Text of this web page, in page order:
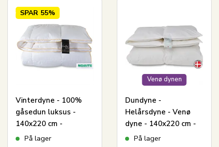
SPAR 55%
Vinterdyne - 100%
gåsedun luksus -
140x220 cm -
Excellent By Borg
På lager
Venø dynen
Dundyne -
Helårsdyne - Venø
dyne - 140x220 cm -
Quilts Of Denmark
På lager